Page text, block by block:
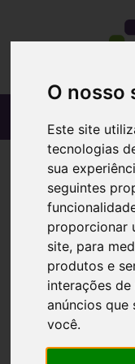
O nosso
Este site
tecnologias
sua
seguintes
proporcionar
site, para
produtos e
interações
anúncios que
você.